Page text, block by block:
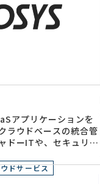
アプリケーションを
ラウドベースの統合管
ドーITや、セキュリテ
ドサービス